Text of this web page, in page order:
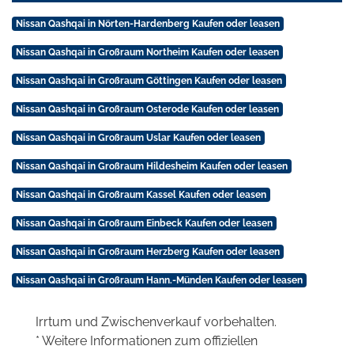
Nissan Qashqai in Nörten-Hardenberg Kaufen oder leasen
Nissan Qashqai in Großraum Northeim Kaufen oder leasen
Nissan Qashqai in Großraum Göttingen Kaufen oder leasen
Nissan Qashqai in Großraum Osterode Kaufen oder leasen
Nissan Qashqai in Großraum Uslar Kaufen oder leasen
Nissan Qashqai in Großraum Hildesheim Kaufen oder leasen
Nissan Qashqai in Großraum Kassel Kaufen oder leasen
Nissan Qashqai in Großraum Einbeck Kaufen oder leasen
Nissan Qashqai in Großraum Herzberg Kaufen oder leasen
Nissan Qashqai in Großraum Hann.-Münden Kaufen oder leasen
Irrtum und Zwischenverkauf vorbehalten.
* Weitere Informationen zum offiziellen